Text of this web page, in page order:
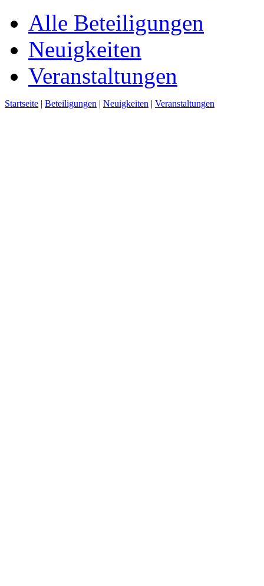
Alle Beteiligungen
Neuigkeiten
Veranstaltungen
Startseite | Beteiligungen | Neuigkeiten | Veranstaltungen